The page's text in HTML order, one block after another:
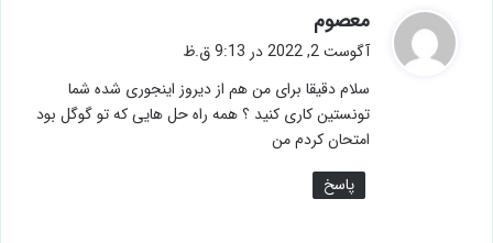
معصوم
ف
:
آگوست 2, 2022 در 9:13 ق.ظ
سلام دقیقا برای من هم از دیروز اینجوری شده شما
تونستین کاری کنید ؟ همه راه حل هایی که تو گوگل بود
امتحان کردم من
پاسخ